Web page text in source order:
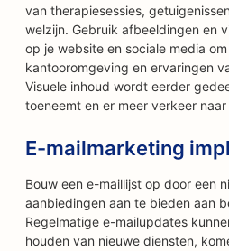
van therapiesessies,
welzijn. Gebruik afbeeldingen en
op je website en sociale media
kantooromgeving en ervaringen
Visuele inhoud wordt eerder
toeneemt en er meer verkeer
E-mailmarketing
Bouw een e-maillijst op door een
aanbiedingen aan te bieden aan
Regelmatige e-mailupdates
houden van nieuwe diensten,